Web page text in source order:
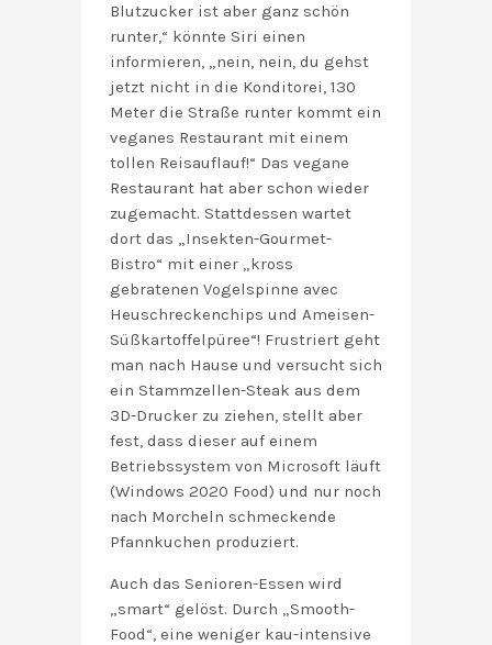
Blutzucker ist aber ganz schön
runter,“ könnte Siri einen
informieren, „nein, nein, du gehst
jetzt nicht in die Konditorei, 130
Meter die Straße runter kommt ein
veganes Restaurant mit einem
tollen Reisauflauf!“ Das vegane
Restaurant hat aber schon wieder
zugemacht. Stattdessen wartet
dort das „Insekten-Gourmet-
Bistro“ mit einer „kross
gebratenen Vogelspinne avec
Heuschreckenchips und Ameisen-
Süßkartoffelpüree“! Frustriert geht
man nach Hause und versucht sich
ein Stammzellen-Steak aus dem
3D-Drucker zu ziehen, stellt aber
fest, dass dieser auf einem
Betriebssystem von Microsoft läuft
(Windows 2020 Food) und nur noch
nach Morcheln schmeckende
Pfannkuchen produziert.
Auch das Senioren-Essen wird
„smart“ gelöst. Durch „Smooth-
Food“, eine weniger kau-intensive